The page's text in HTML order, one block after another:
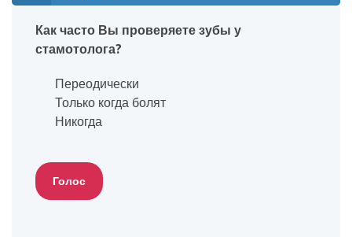
Как часто Вы проверяете зубы у
стамотолога?
Переодически
Только когда болят
Никогда